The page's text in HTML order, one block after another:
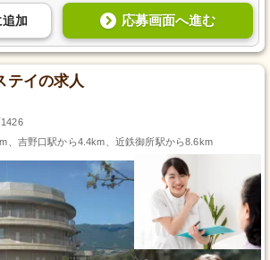
追加 応募画面へ進む
テイの求人
、吉野口駅から4.4km、近鉄御所駅から8.6km